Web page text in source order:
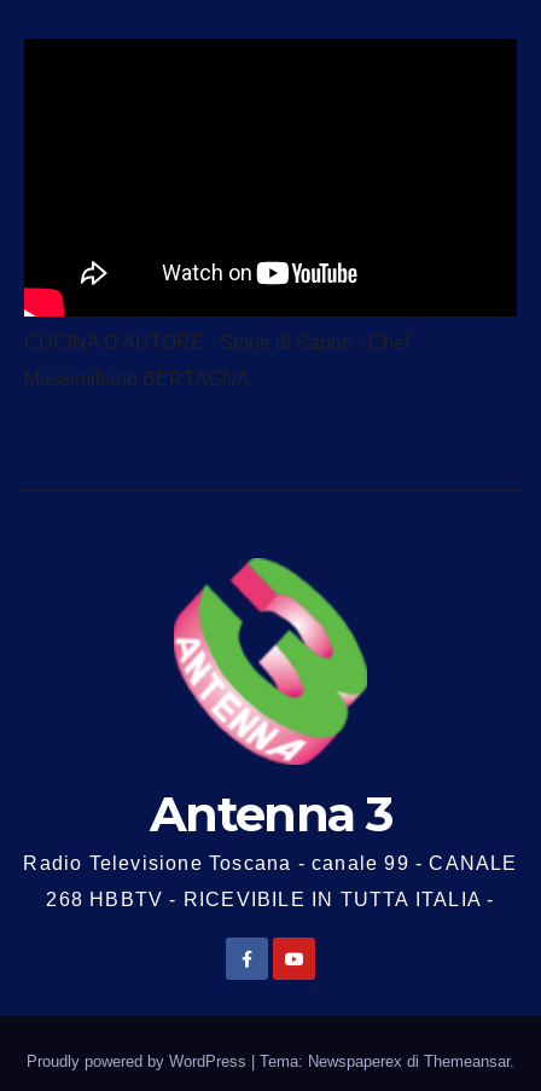
CUCINA D'AUTORE - Storie di Sapori - Chef
Massimiliano BERTAGNA
Antenna 3
Radio Televisione Toscana - canale 99 - CANALE
268 HBBTV - RICEVIBILE IN TUTTA ITALIA -
Proudly powered by WordPress Tema: Newspaperex di Themeansar.